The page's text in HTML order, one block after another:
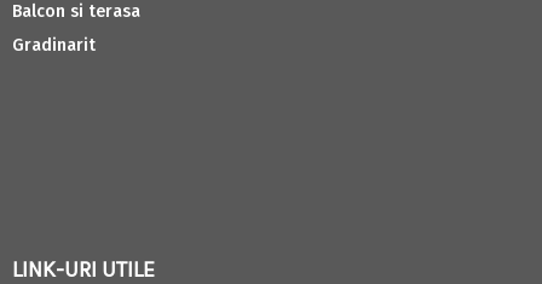
Balcon si terasa
Gradinarit
LINK-URI UTILE